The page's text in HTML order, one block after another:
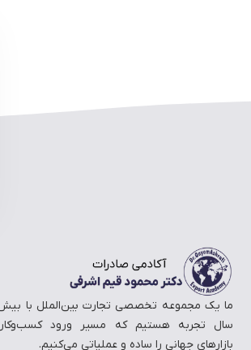
سال تجربه هستیم که مسیر ورود
بازارهای جهانی را ساده و عملیاتی می‌کنیم.